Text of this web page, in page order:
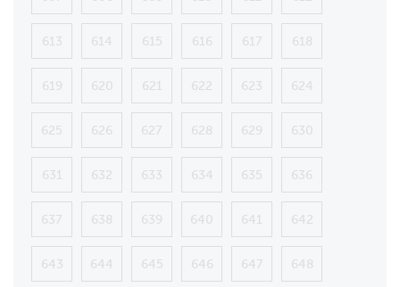
613 614 615 616 617 618
619 620 621 622 623 624
625 626 627 628 629 630
631 632 633 634 635 636
637 638 639 640 641 642
643 644 645 646 647 648